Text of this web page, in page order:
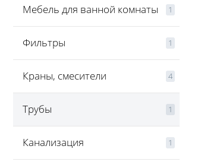
Мебель для ванной комнаты 1
Фильтры 1
Краны, смесители 4
Трубы 1
Канализация 1